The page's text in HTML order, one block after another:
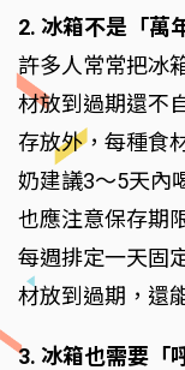
2. 冰箱不是「萬
許多人常常把冰
材放到過期還不
存放外，每種食
奶建議3～5天內
也應注意保存期
每週排定一天固
材放到過期，還
3. 冰箱也需要「